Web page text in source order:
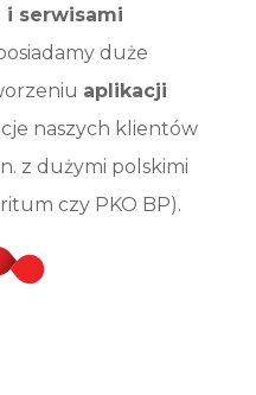
i serwisami
duże
aplikacji
naszych klientów
z dużymi polskimi
czy PKO BP).